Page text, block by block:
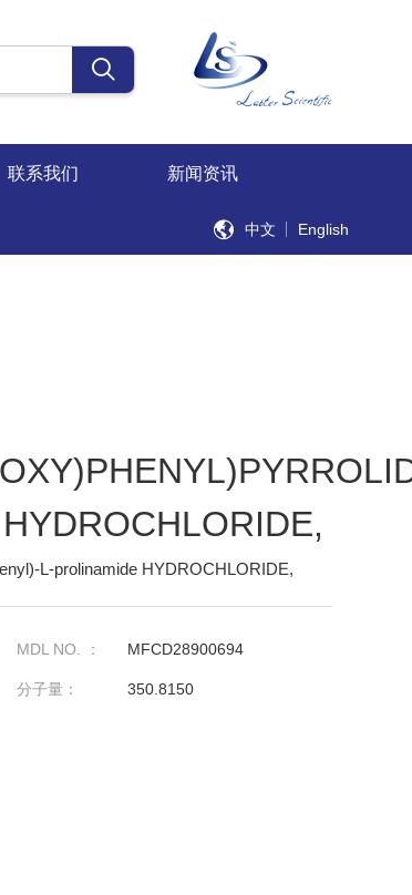
联系我们 新闻资讯
中文 English
L-prolinamide HYDROCHLORIDE,
MDL NO. ： MFCD28900694
分子量： 350.8150